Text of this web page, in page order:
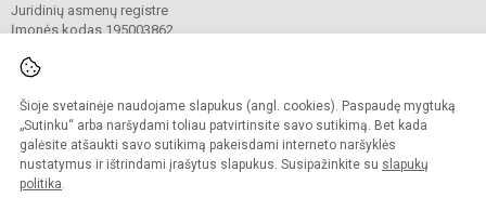
Šioje svetainėje naudojame slapukus (angl. cookies). Paspaudę mygtuką
„Sutinku“ arba naršydami toliau patvirtinsite savo sutikimą. Bet kada
galėsite atšaukti savo sutikimą pakeisdami interneto naršyklės
nustatymus ir ištrindami įrašytus slapukus. Susipažinkite su slapukų
politika.
Juridinių asmenų registre
Įmonės kodas 195003862
© 2022. Vilniaus Martyno Mažvydo progimnazija. Visos teisės saugomos.
Kopijuoti turinį be raštiško įstaigos administracijos sutikimo griežtai draudžiama.
Prieinamumo paraiška Slapukų valdymas
Sumanus būdas atnaujinti